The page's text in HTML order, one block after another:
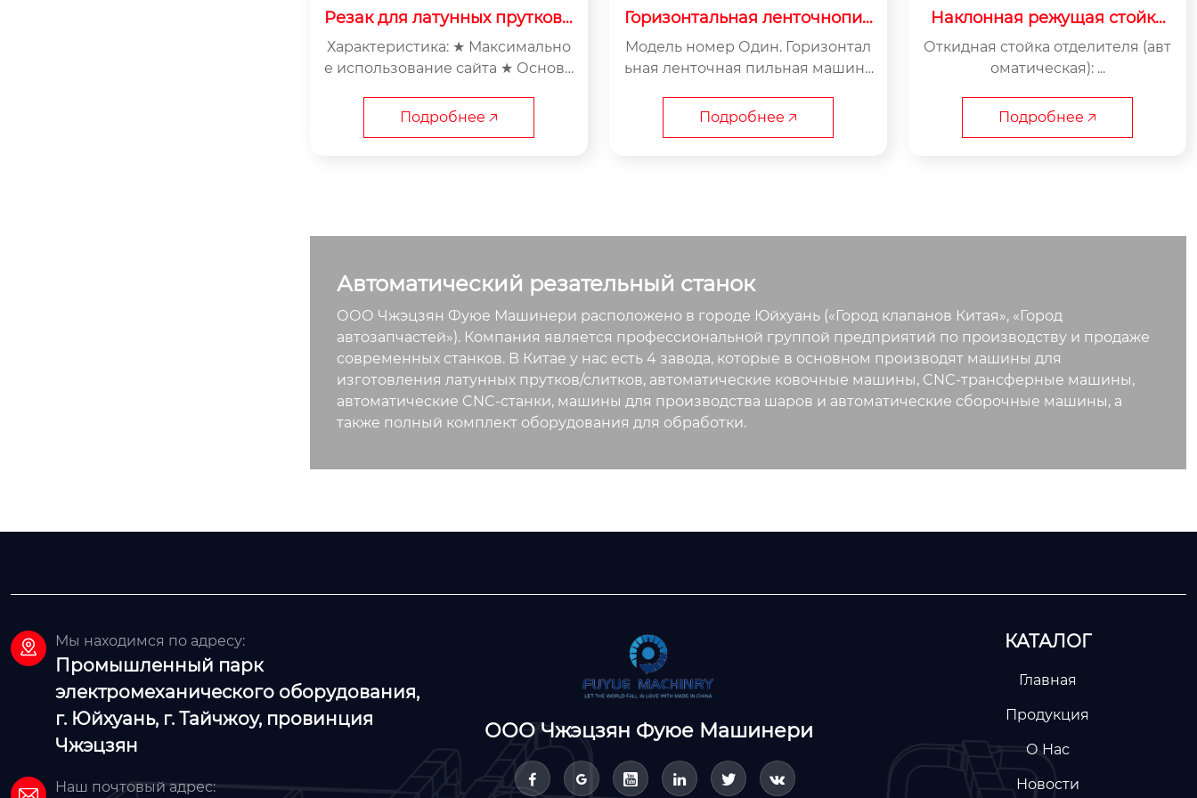
Резак для латунных прутков J
Характеристика: ★ Максимально
е использование сайта ★ Основн
и произво...
Подробнее 🡥
Горизонтальная ленточнопил
ьная машина GB4225×35C
Модель номер Один. Горизонтал
ьная ленточная пильная машина
ости Шири...
Подробнее 🡥
Наклонная режущая стойка
Откидная стойка отделителя (авт
оматическая): ...
Подробнее 🡥
Автоматический резательный станок
ООО Чжэцзян Фуюе Машинери расположено в городе Юйхуань («Город клапанов Китая», «Город
автозапчастей»). Компания является профессиональной группой предприятий по производству и продаже
современных станков. В Китае у нас есть 4 завода, которые в основном производят машины для
изготовления латунных прутков/слитков, автоматические ковочные машины, CNC-трансферные машины,
автоматические CNC-станки, машины для производства шаров и автоматические сборочные машины, а
также полный комплект оборудования для обработки.
 Мы находимся по адресу:
Промышленный парк
электромеханического оборудования,
г. Юйхуань, г. Тайчжоу, провинция
Чжэцзян
Наш почтовый адрес:
ООО Чжэцзян Фуюе Машинери
     
КАТАЛОГ
Главная
Продукция
О Нас
Новости